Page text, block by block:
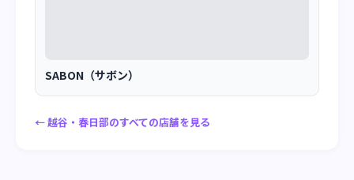
SABON（サボン）
← 越谷・春日部のすべての店舗を見る